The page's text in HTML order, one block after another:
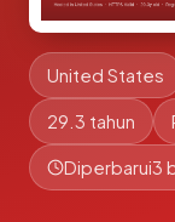
United States
29.3 tahun
Diperbarui3